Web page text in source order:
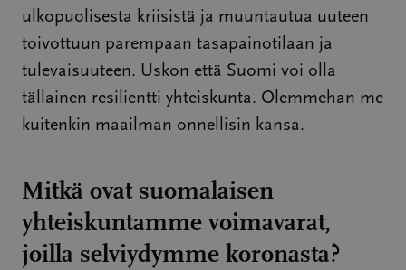
ulkopuolisesta kriisistä ja muuntautua uuteen
toivottuun parempaan tasapainotilaan ja
tulevaisuuteen. Uskon että Suomi voi olla
tällainen resilientti yhteiskunta. Olemmehan me
kuitenkin maailman onnellisin kansa.
Mitkä ovat suomalaisen
yhteiskuntamme voimavarat,
joilla selviydymme koronasta?